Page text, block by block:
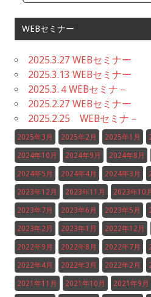
WEBセミナー
2025.3.27 WEBセミナー
2025.3.13 WEBセミナー
2025.3.４WEBセミナ－
2025.2.27 WEBセミナー
2025.2.25 WEBセミナ－
2025年3月 2025年2月 2025年1月
2024年10月 2024年9月 2024年8月
2024年5月 2024年4月 2024年3月
2023年12月 2023年11月 2023年10月
2023年7月 2023年6月 2023年5月
2023年2月 2023年1月 2022年12月
2022年9月 2022年8月 2022年7月
2022年4月 2022年3月 2022年2月
2021年11月 2021年10月 2021年9月